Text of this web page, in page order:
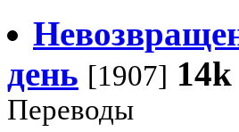
день [1907] 14k
Переводы